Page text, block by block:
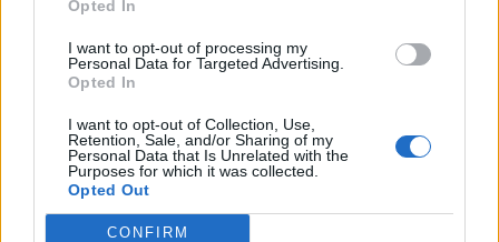
Opted In
I want to opt-out of processing my
Personal Data for Targeted Advertising.
Opted In
I want to opt-out of Collection, Use,
Retention, Sale, and/or Sharing of my
Personal Data that Is Unrelated with the
Purposes for which it was collected.
Opted Out
CONFIRM